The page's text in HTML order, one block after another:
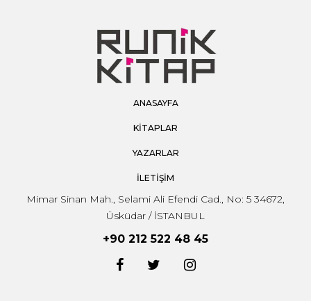
ANASAYFA
KİTAPLAR
YAZARLAR
İLETİŞİM
Mimar Sinan Mah., Selami Ali Efendi Cad., No: 5 34672,
Üsküdar / İSTANBUL
+90 212 522 48 45